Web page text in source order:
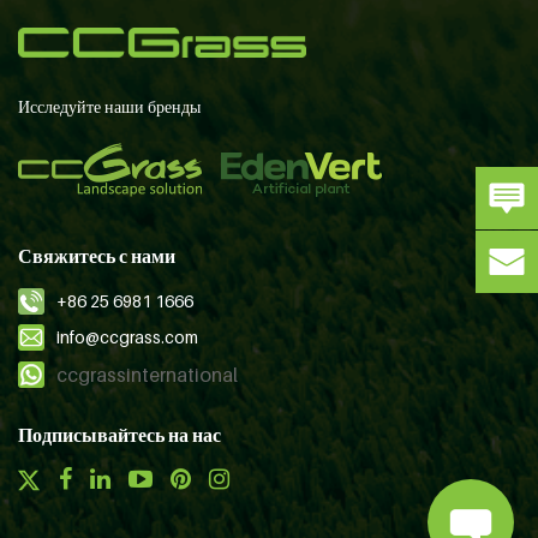
Исследуйте наши бренды
Свяжитесь с нами
+86 25 6981 1666
info@ccgrass.com
ccgrassinternational
Подписывайтесь на нас